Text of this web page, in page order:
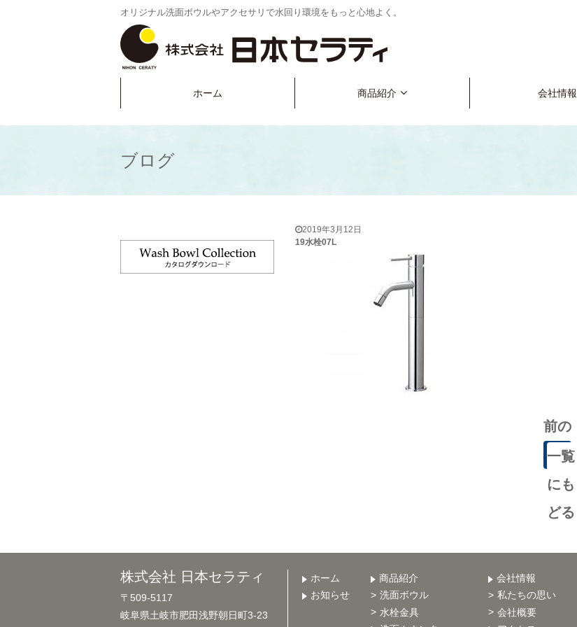
オリジナル洗面ボウルやアクセサリで水回り環境をもっと心地よく。
ホーム 商品紹介 会社情報
ブログ
2019年3月12日
19水栓07L
前の
記事
一覧
にも
どる
株式会社 日本セラティ
〒509-5117
岐阜県土岐市肥田浅野朝日町3-23
ホーム
お知らせ
商品紹介
洗面ボウル
水栓金具
会社情報
私たちの思い
会社概要